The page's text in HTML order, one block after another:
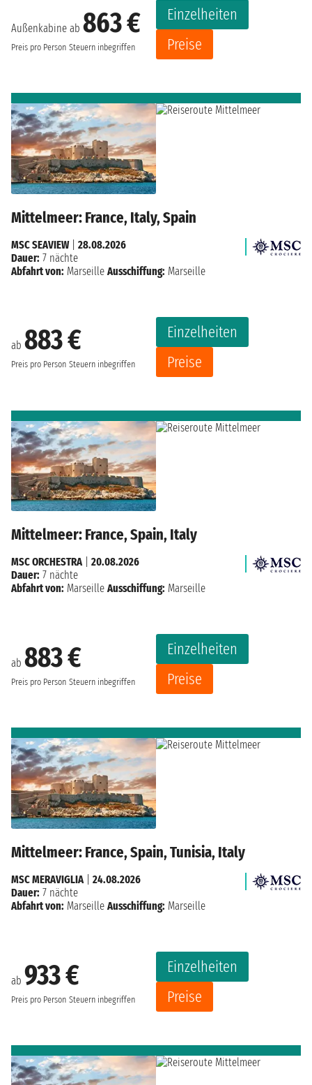
Außenkabine ab 863 €
Preis pro Person Steuern inbegriffen
Einzelheiten
Preise
Mittelmeer: France, Italy, Spain
ab 883 €
Preis pro Person Steuern inbegriffen
Einzelheiten
Preise
MSC SEAVIEW| 28.08.2026
Dauer: 7 nächte
Abfahrt von: Marseille Ausschiffung: Marseille
Mittelmeer: France, Spain, Italy
ab 883 €
Preis pro Person Steuern inbegriffen
Einzelheiten
Preise
MSC ORCHESTRA| 20.08.2026
Dauer: 7 nächte
Abfahrt von: Marseille Ausschiffung: Marseille
Mittelmeer: France, Spain, Tunisia, Italy
ab 933 €
Preis pro Person Steuern inbegriffen
Einzelheiten
Preise
MSC MERAVIGLIA| 24.08.2026
Dauer: 7 nächte
Abfahrt von: Marseille Ausschiffung: Marseille